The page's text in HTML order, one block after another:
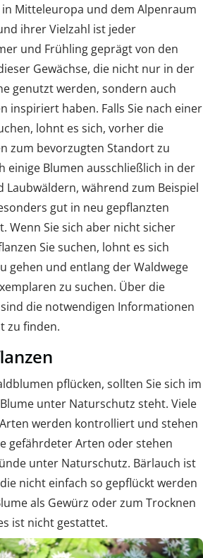
Mitteleuropa und dem Alpenraum
ihrer Vielzahl ist jeder
und Frühling geprägt von den
Gewächse, die nicht nur in der
genutzt werden, sondern auch
inspiriert haben. Falls Sie nach einer
lohnt es sich, vorher die
zum bevorzugten Standort zu
einige Blumen ausschließlich in der
Laubwäldern, während zum Beispiel
gut in neu gepflanzten
Wenn Sie sich aber nicht sicher
Sie suchen, lohnt es sich
gehen und entlang der Waldwege
zu suchen. Über die
die notwendigen Informationen
zu finden.
pflücken, sollten Sie sich im
unter Naturschutz steht. Viele
werden kontrolliert und stehen
gefährdeter Arten oder stehen
unter Naturschutz. Bärlauch ist
nicht einfach so gepflückt werden
als Gewürz oder zum Trocknen
ist nicht gestattet.